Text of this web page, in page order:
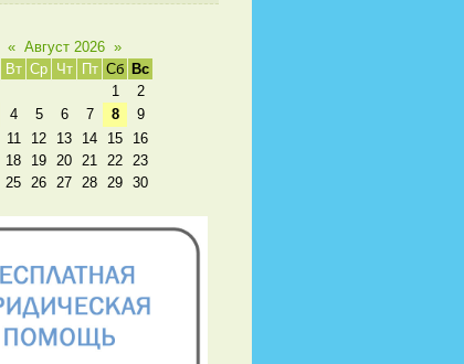
« Август 2026 »
Вт Ср Чт Пт Сб Вс
1
2
4 5 6 7 8
9
11 12 13 14 15
16
18 19 20 21 22 23
25 26 27 28 29 30